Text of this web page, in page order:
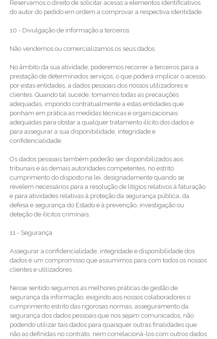
Reservamos o direito de solicitar acesso a elementos identificativos
do autor do pedido em ordem a comprovar a respectiva identidade.
10 - Divulgação de informação a terceiros
Não vendemos ou comercializamos os seus dados.
No âmbito da sua atividade, poderemos recorrer a terceiros para a
prestação de determinados serviços, o que poderá implicar o acesso,
por estas entidades, a dados pessoais dos nossos utilizadores e
clientes. Quando tal sucede, tomamos todas as precauções
adequadas, impondo contratualmente a estas entidades que
ponham em prática as medidas técnicas e organizacionais
adequadas para obstar a qualquer tratamento ilícito dos dados e
para assegurar a sua disponibilidade, integridade e
confidencialidade.
Os dados pessoais também poderão ser disponibilizados aos
tribunais e às demais autoridades competentes, no estrito
cumprimento do disposto na lei, designadamente quando se
revelem necessários para a resolução de litígios relativos à faturação
e para atividades relativas à proteção da segurança pública, da
defesa e segurança do Estado e à prevenção, investigação ou
deteção de ilícitos criminais.
11 - Segurança
Assegurar a confidencialidade, integridade e disponibilidade dos
dados é um compromisso que assumimos para com todos os nossos
clientes e utilizadores.
Nesse sentido seguimos as melhores práticas de gestão de
segurança da informação, exigindo aos nossos colaboradores o
cumprimento estrito das rigorosas normas, asseguramento da
segurança dos dados pessoais que nos sejam comunicados, não
podendo utilizar tais dados para quaisquer outras finalidades que
não as definidas no contrato, nem correlacioná-los com outros dados